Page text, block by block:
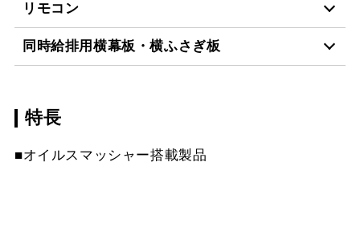
CLRV-7665 TBK ¥64,130（税抜価格 ￥
CLRV-7665 SI
CLRV-9665 TBK ¥69,520（税抜価格 ￥
リモコン
RMC-08
同時給排用横幕板・横ふさぎ板
SPB665-A325 W
SPB665-A325 TBK ¥14,740（税抜価格 ￥
特長
■オイルスマッシャー搭載製品